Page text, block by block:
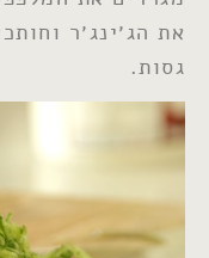
את הג׳ינג׳ר
גסות.